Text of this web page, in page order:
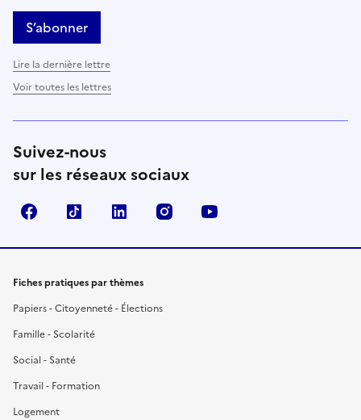
S’abonner
Lire la dernière lettre
Voir toutes les lettres
Suivez-nous
sur les réseaux sociaux
FacebookTikTok LinkedIn Instagram
Fiches pratiques par thèmes
Papiers - Citoyenneté - Élections
Famille - Scolarité
Social - Santé
Travail - Formation
Logement